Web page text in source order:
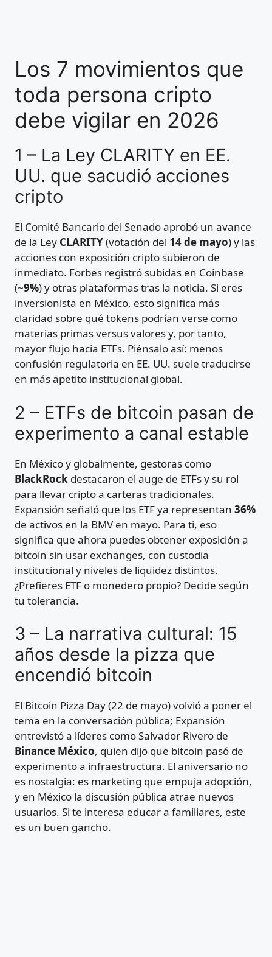
Los 7 movimientos que
toda persona cripto
debe vigilar en 2026
1 – La Ley CLARITY en EE.
UU. que sacudió acciones
cripto
El Comité Bancario del Senado aprobó un avance
de la Ley CLARITY(votación del 14 de mayo) y las
acciones con exposición cripto subieron de
inmediato. Forbes registró subidas en Coinbase
(~9%) y otras plataformas tras la noticia. Si eres
inversionista en México, esto significa más
claridad sobre qué tokens podrían verse como
materias primas versus valores y, por tanto,
mayor flujo hacia ETFs. Piénsalo así: menos
confusión regulatoria en EE. UU. suele traducirse
en más apetito institucional global.
2 – ETFs de bitcoin pasan de
experimento a canal estable
En México y globalmente, gestoras como
BlackRock destacaron el auge de ETFs y su rol
para llevar cripto a carteras tradicionales.
Expansión señaló que los ETF ya representan 36%
de activos en la BMV en mayo. Para ti, eso
significa que ahora puedes obtener exposición a
bitcoin sin usar exchanges, con custodia
institucional y niveles de liquidez distintos.
¿Prefieres ETF o monedero propio? Decide según
tu tolerancia.
3 – La narrativa cultural: 15
años desde la pizza que
encendió bitcoin
El Bitcoin Pizza Day (22 de mayo) volvió a poner el
tema en la conversación pública; Expansión
entrevistó a líderes como Salvador Rivero de
Binance México, quien dijo que bitcoin pasó de
experimento a infraestructura. El aniversario no
es nostalgia: es marketing que empuja adopción,
y en México la discusión pública atrae nuevos
usuarios. Si te interesa educar a familiares, este
es un buen gancho.